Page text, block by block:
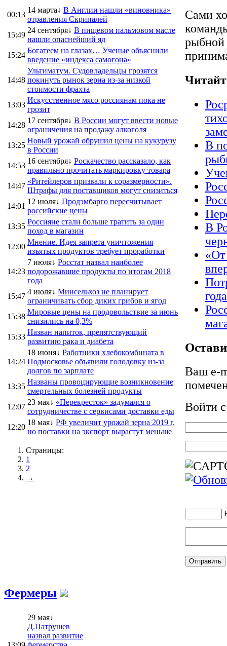
00:13
14 марта↓ В Англии нашли «виновника»
отравления Скрипалей
15:49
24 сентября↓ В пищевом пальмовом масле
нашли опаснейший яд
15:24
Богатеем на глазах… Ученые объяснили
введение «индекса самогона»
14:48
Ультиматум. Судовладельцы грозятся
покинуть рынок зерна из-за низкой
стоимости фрахта
13:03
Искусственное мясо россиянам пока не
грозит
14:28
17 сентября↓ В России могут ввести новые
ограничения на продажу алкоголя
13:25
Новый урожай обрушил цены на кукурузу
в России
14:53
16 сентября↓ Роскачество рассказало, как
правильно прочитать маркировку товара
14:47
«Ритейлеров призвали к соразмерности».
Штрафы для поставщиков могут снизиться
14:01
12 июля↓ Продэмбарго пересчитывает
российские цены
13:35
Россияне стали больше тратить за один
поход в магазин
12:00
Мнение. Идея запрета уничтожения
изъятых продуктов требует проработки
14:23
7 июля↓ Росстат назвал наиболее
подорожавшие продукты по итогам 2018
года
15:47
4 июля↓ Минсельхоз не планирует
ограничивать сбор диких грибов и ягод
15:38
Мировые цены на продовольствие за июнь
снизились на 0,3%
15:33
Назван напиток, препятствующий
развитию рака и диабета
14:24
18 июня↓ Работники хлебокомбината в
Подмосковье объявили голодовку из-за
долгов по зарплате
13:35
Названы провоцирующие возникновение
смертельных болезней продукты
12:07
23 мая↓ «Перекресток» задумался о
сотрудничестве с сервисами доставки еды
12:20
18 мая↓ РФ увеличит урожай зерна 2019 г,
но поставки на экспорт вырастут меньше
Страницы:
1
2
→
Сами
рыбной
В
В
Ваш e-
Войти
Фермеры
29 мая↓
Д.Патрушев
назвал развитие